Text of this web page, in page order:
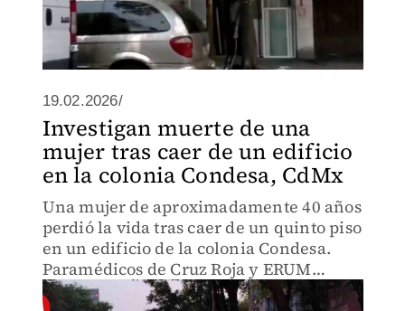
19.02.2026/
Investigan muerte de una
mujer tras caer de un edificio
en la colonia Condesa, CdMx
Una mujer de aproximadamente 40 años
perdió la vida tras caer de un quinto piso
en un edificio de la colonia Condesa.
Paramédicos de Cruz Roja y ERUM
acudieron al sitio, donde peritos de la